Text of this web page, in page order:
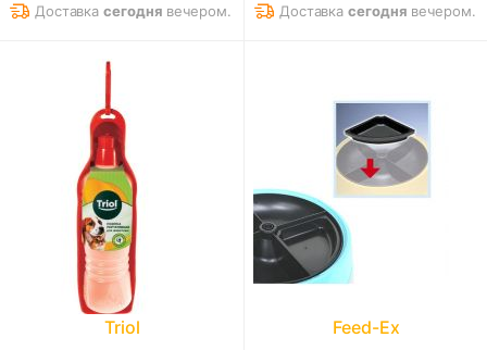
Доставкасегодня вечером. Доставкасегодня вечером.
Triol Feed-Ex